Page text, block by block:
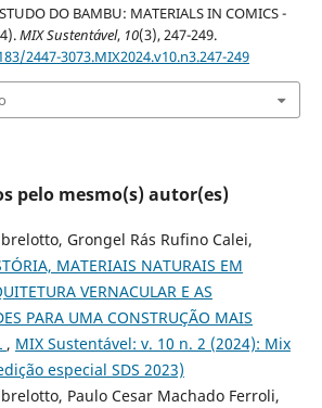
DO BAMBU: MATERIALS IN COMICS -
MIX Sustentável, 10(3), 247-249.
2447-3073.MIX2024.v10.n3.247-249
pelo mesmo(s) autor(es)
Grongel Rás Rufino Calei,
MATERIAIS NATURAIS EM
VERNACULAR E AS
PARA UMA CONSTRUÇÃO MAIS
, MIX Sustentável: v. 10 n. 2 (2024): Mix
especial SDS 2023)
Paulo Cesar Machado Ferroli,